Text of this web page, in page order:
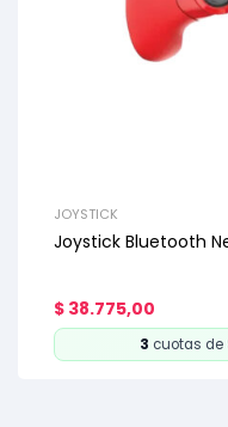
JOYSTICK
Joystick Bluetooth
$ 38.775,00
3 cuotas de